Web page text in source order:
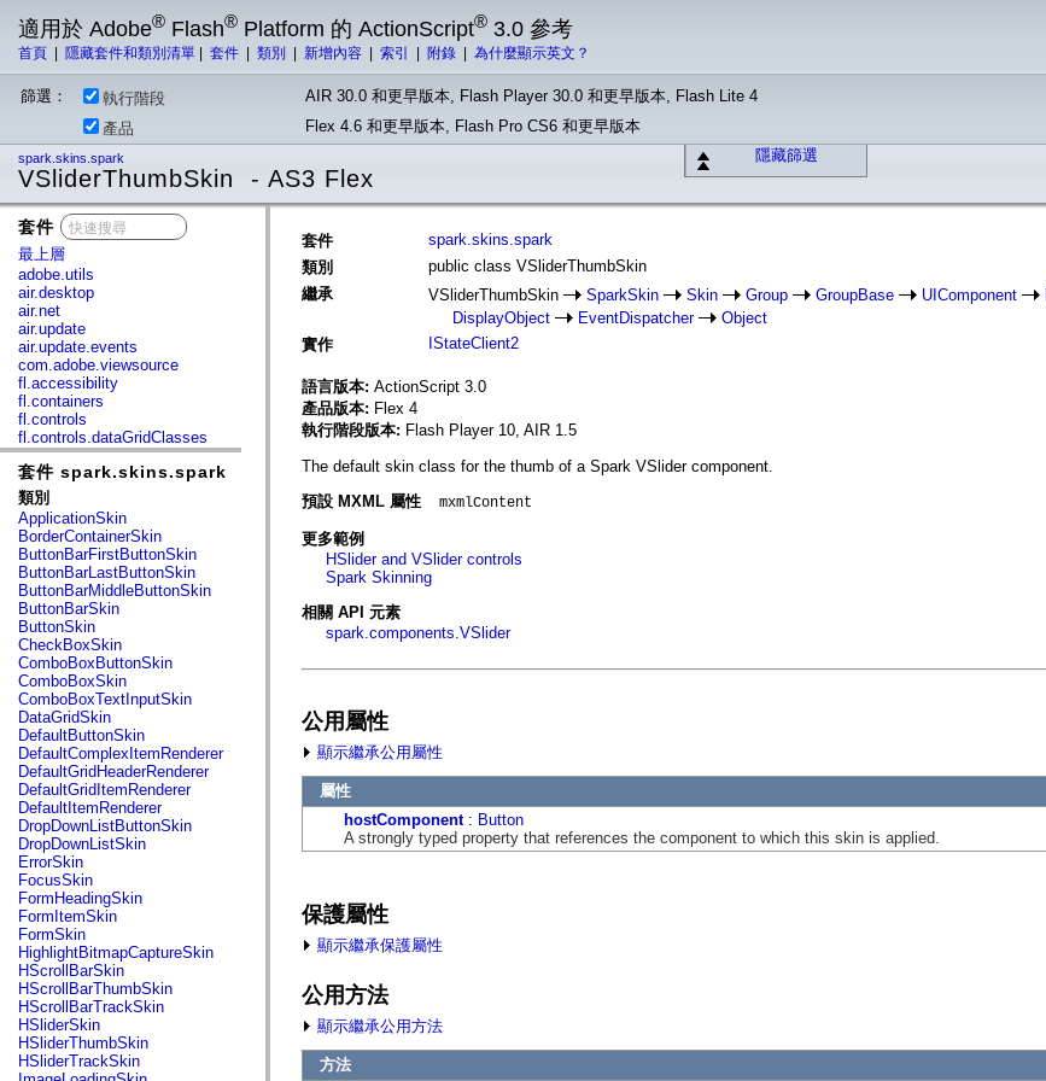
適用於 Adobe® Flash® Platform 的 ActionScript® 3.0 參考
首頁 隱藏套件和類別清單 套件 類別 新增內容 索引 附錄 為什麼顯示英文？
篩選： 執行階段
AIR 30.0 和更早版本, Flash Player 30.0 和更早版本, Flash Lite 4
產品
Flex 4.6 和更早版本, Flash Pro CS6 和更早版本
隱藏篩選
spark.skins.spark
VSliderThumbSkin - AS3 Flex
套件
最上層
adobe.utils
air.desktop
air.net
air.update
air.update.events
com.adobe.viewsource
fl.accessibility
fl.containers
fl.controls
fl.controls.dataGridClasses
fl.controls.listClasses
fl.controls.progressBarClasses
fl.core
fl.data
fl.display
fl.events
fl.ik
fl.lang
fl.livepreview
fl.managers
fl.motion
fl.motion.easing
fl.rsl
fl.text
fl.transitions
fl.transitions.easing
fl.video
flash.accessibility
flash.concurrent
flash.crypto
flash.data
flash.desktop
flash.display
flash.display3D
flash.display3D.textures
flash.errors
flash.events
flash.external
flash.filesystem
flash.filters
flash.geom
flash.globalization
flash.html
flash.media
flash.net
套件 spark.skins.spark
類別
ApplicationSkin
BorderContainerSkin
ButtonBarFirstButtonSkin
ButtonBarLastButtonSkin
ButtonBarMiddleButtonSkin
ButtonBarSkin
ButtonSkin
CheckBoxSkin
ComboBoxButtonSkin
ComboBoxSkin
ComboBoxTextInputSkin
DataGridSkin
DefaultButtonSkin
DefaultComplexItemRenderer
DefaultGridHeaderRenderer
DefaultGridItemRenderer
DefaultItemRenderer
DropDownListButtonSkin
DropDownListSkin
ErrorSkin
FocusSkin
FormHeadingSkin
FormItemSkin
FormSkin
HighlightBitmapCaptureSkin
HScrollBarSkin
HScrollBarThumbSkin
HScrollBarTrackSkin
HSliderSkin
HSliderThumbSkin
HSliderTrackSkin
套件
spark.skins.spark
類別
public class VSliderThumbSkin
繼承
VSliderThumbSkin SparkSkin Skin Group GroupBase UIComponent
DisplayObject
EventDispatcher
Object
實作
IStateClient2
語言版本: ActionScript 3.0
產品版本: Flex 4
執行階段版本: Flash Player 10, AIR 1.5
The default skin class for the thumb of a Spark VSlider component.
預設 MXML 屬性
mxmlContent
更多範例
HSlider and VSlider controls
Spark Skinning
相關 API 元素
spark.components.VSlider
公用屬性
顯示繼承公用屬性
屬性
hostComponent: Button
A strongly typed property that references the component to which this skin is applied.
保護屬性
顯示繼承保護屬性
公用方法
顯示繼承公用方法
方法